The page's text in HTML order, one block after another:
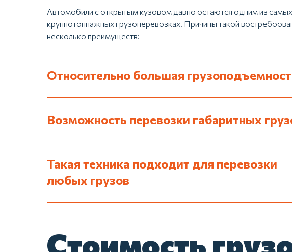
Автомобили с открытым кузовом давно остаются одним из
крупнотоннажных грузоперевозках. Причины такой
несколько преимуществ:
Относительно большая
Возможность перевозки габаритных
Такая техника подходит для перевозки
любых грузов
Стоимость